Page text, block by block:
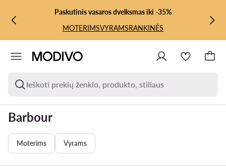
PEREITI PRIE PAGRINDINIO TURINIO
PEREITI Į PAIEŠKĄPaskutinis vasaros dvelksmas iki -35%
MOTERIMSVYRAMSRANKINĖS
Ieškoti prekių ženklo, produkto, stiliaus
Barbour
Moterims Vyrams